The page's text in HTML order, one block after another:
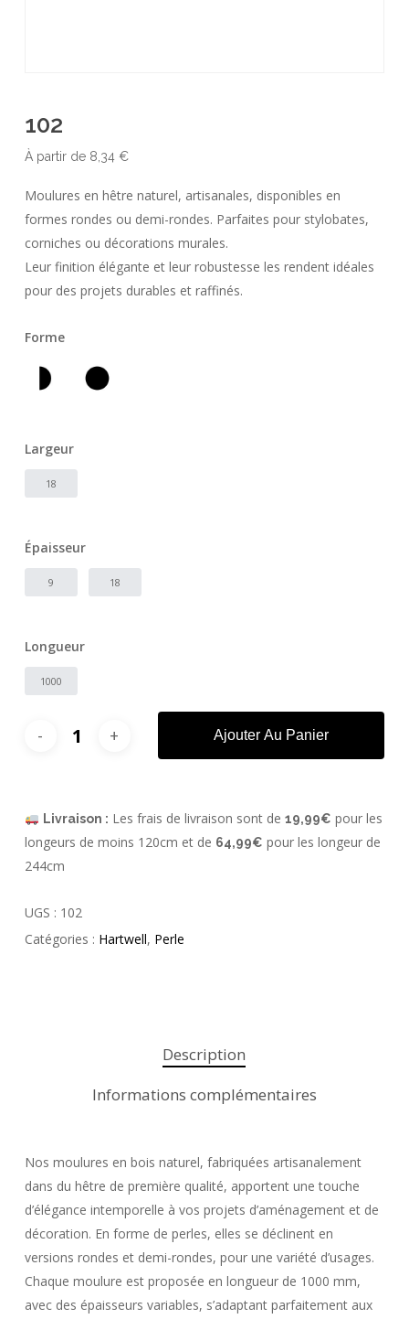
102
À partir de 8,34 €
Moulures en hêtre naturel, artisanales, disponibles en
formes rondes ou demi-rondes. Parfaites pour stylobates,
corniches ou décorations murales.
Leur finition élégante et leur robustesse les rendent idéales
pour des projets durables et raffinés.
Forme
Largeur
18
Épaisseur
9 18
Longueur
1000
Ajouter Au Panier
Livraison : Les frais de livraison sont de 19,99€ pour les
longeurs de moins 120cm et de 64,99€ pour les longeur de
244cm
UGS : 102
Catégories : Hartwell, Perle
Description
Informations complémentaires
Nos moulures en bois naturel, fabriquées artisanalement
dans du hêtre de première qualité, apportent une touche
d’élégance intemporelle à vos projets d’aménagement et de
décoration. En forme de perles, elles se déclinent en
versions rondes et demi-rondes, pour une variété d’usages.
Chaque moulure est proposée en longueur de 1000 mm,
avec des épaisseurs variables, s’adaptant parfaitement aux